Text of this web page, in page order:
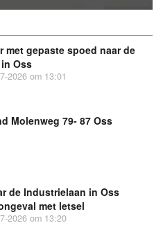
met gepaste spoed naar de
Oss
2026 om 13:01
Molenweg 79- 87 Oss
de Industrielaan in Oss
met letsel
2026 om 13:20